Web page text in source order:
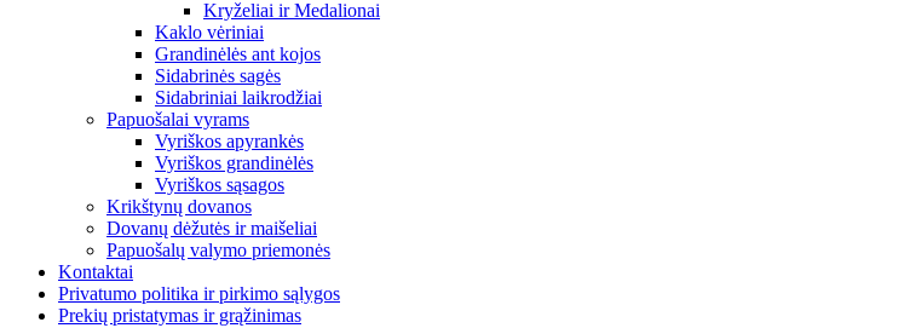
Kryželiai ir Medalionai
Kaklo vėriniai
Grandinėlės ant kojos
Sidabrinės sagės
Sidabriniai laikrodžiai
Papuošalai vyrams
Vyriškos apyrankės
Vyriškos grandinėlės
Vyriškos sąsagos
Krikštynų dovanos
Dovanų dėžutės ir maišeliai
Papuošalų valymo priemonės
Kontaktai
Privatumo politika ir pirkimo sąlygos
Prekių pristatymas ir grąžinimas